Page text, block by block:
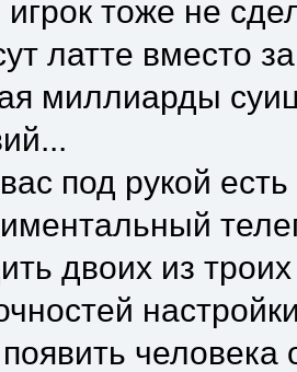
игрок тоже не
латте вместо
миллиарды
под рукой
двоих из
человека